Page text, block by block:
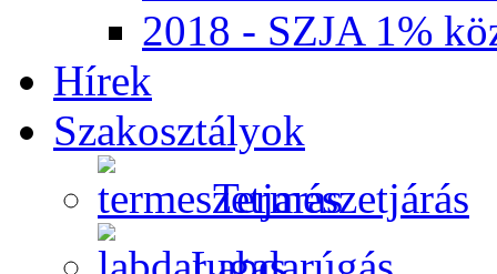
2018 - SZJA 1%
Hírek
Szakosztályok
Természetjárás